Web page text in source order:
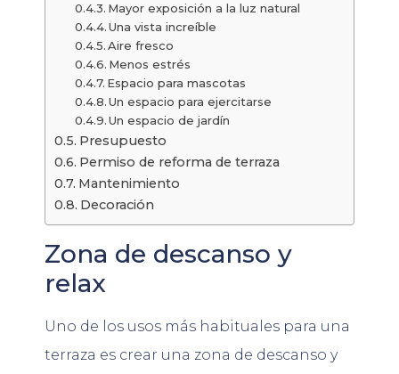
Mayor exposición a la luz natural
Una vista increíble
Aire fresco
Menos estrés
Espacio para mascotas
Un espacio para ejercitarse
Un espacio de jardín
Presupuesto
Permiso de reforma de terraza
Mantenimiento
Decoración
Zona de descanso y
relax
Uno de los usos más habituales para una
terraza es crear una zona de descanso y